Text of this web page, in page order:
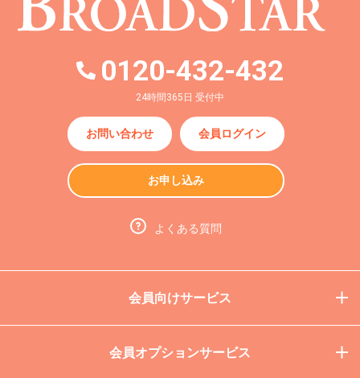
0120-432-432
24時間365日 受付中
お問い合わせ 会員ログイン
お申し込み
よくある質問
会員向けサービス
会員オプションサービス